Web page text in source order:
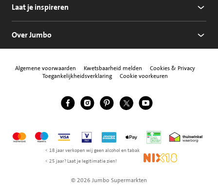
Laat je inspireren
Over Jumbo
Algemene voorwaarden Kwetsbaarheid melden
Cookies & Privacy
Toegankelijkheidsverklaring
Cookie voorkeuren
Volg ons
Jumbo Facebook
Jumbo Instagram
Jumbo Pinterest
Jumbo Twitter
Jumbo YouTube
MastercardMaestroVisa Vpay American Express
Apple Pay Thuiswinkel
< 18 jaar verkopen wij geen alcohol en tabak
< 25 jaar? Laat je legitimatie zien!
NIX18
© 2026 Jumbo Supermarkten